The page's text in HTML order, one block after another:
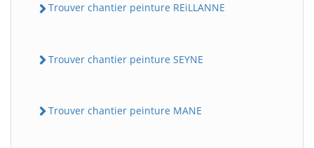
Trouver chantier peinture REiLLANNE
Trouver chantier peinture SEYNE
Trouver chantier peinture MANE